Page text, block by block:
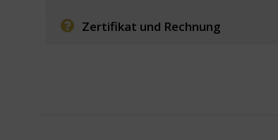
Zertifikat und Rechnung